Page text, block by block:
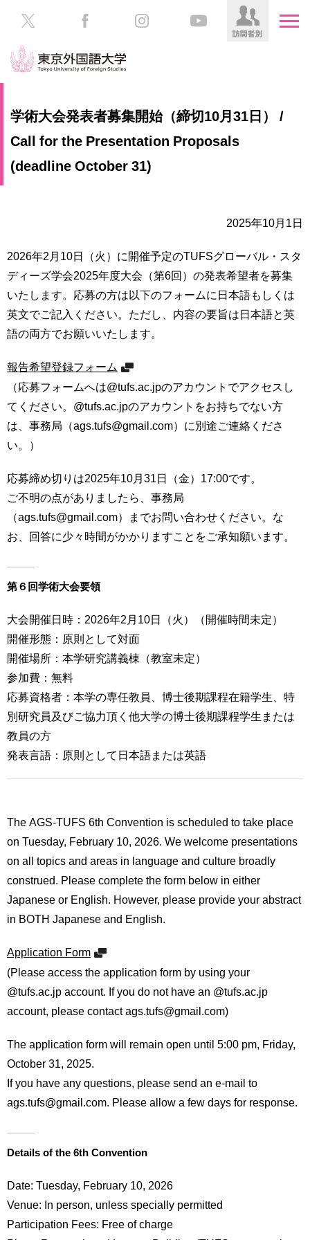
大
案
学
院
教
育
究
社
会
連
入
試
情
報
す
お
問
合
わ
せ
交
通
ス
イ
ト
ッ
プ
験
生
方
方
護
者
の
業
生
の
般・
地
域
方
職
専
用
学術大会発表者募集開始（締切10月31日） /
Call for the Presentation Proposals
(deadline October 31)
2025年10月1日
2026年2月10日（火）に開催予定のTUFSグローバル・スタ
ディーズ学会2025年度大会（第6回）の発表希望者を募集
いたします。応募の方は以下のフォームに日本語もしくは
英文でご記入ください。ただし、内容の要旨は日本語と英
語の両方でお願いいたします。
報告希望登録フォーム
（応募フォームへは@tufs.ac.jpのアカウントでアクセスし
てください。@tufs.ac.jpのアカウントをお持ちでない方
は、事務局（ags.tufs@gmail.com）に別途ご連絡くださ
い。）
応募締め切りは2025年10月31日（金）17:00です。
ご不明の点がありましたら、事務局
（ags.tufs@gmail.com）までお問い合わせください。な
お、回答に少々時間がかかりますことをご承知願います。
第６回学術大会要領
大会開催日時：2026年2月10日（火）（開催時間未定）
開催形態：原則として対面
開催場所：本学研究講義棟（教室未定）
参加費：無料
応募資格者：本学の専任教員、博士後期課程在籍学生、特
別研究員及びご協力頂く他大学の博士後期課程学生または
教員の方
発表言語：原則として日本語または英語
The AGS-TUFS 6th Convention is scheduled to take place
on Tuesday, February 10, 2026. We welcome presentations
on all topics and areas in language and culture broadly
construed. Please complete the form below in either
Japanese or English. However, please provide your abstract
in BOTH Japanese and English.
Application Form
(Please access the application form by using your
@tufs.ac.jp account. If you do not have an @tufs.ac.jp
account, please contact ags.tufs@gmail.com)
The application form will remain open until 5:00 pm, Friday,
October 31, 2025.
If you have any questions, please send an e-mail to
ags.tufs@gmail.com. Please allow a few days for response.
Details of the 6th Convention
Date: Tuesday, February 10, 2026
Venue: In person, unless specially permitted
Participation Fees: Free of charge